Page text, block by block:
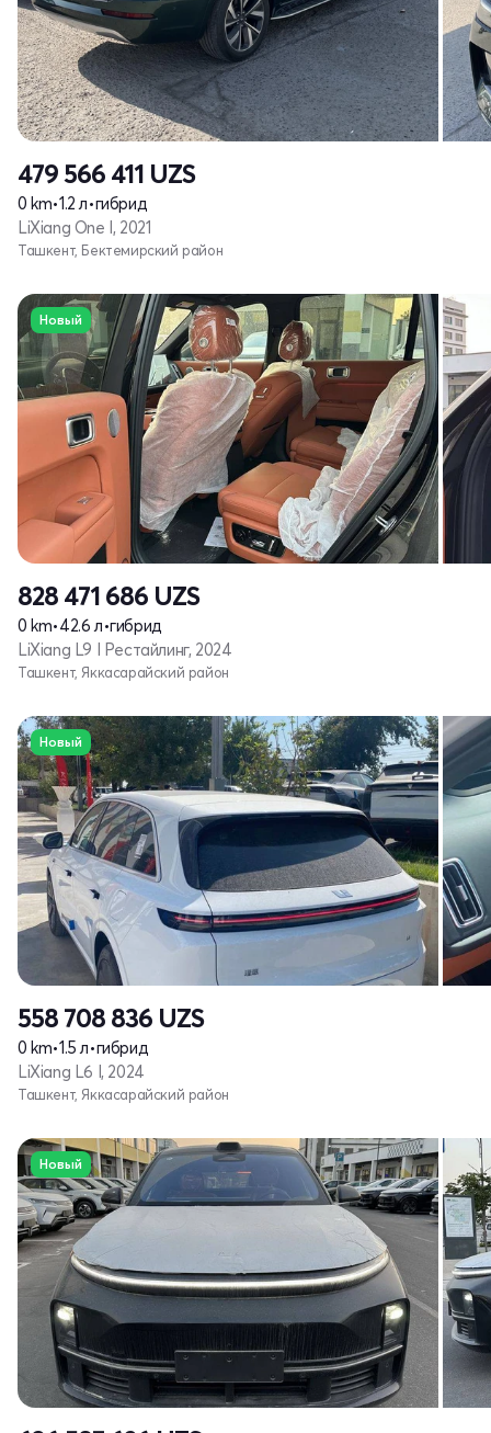
479 566 411 UZS
0 km•1.2 л•гибрид
LiXiang One I, 2021
Ташкент, Бектемирский район
Новый
828 471 686 UZS
0 km•42.6 л•гибрид
LiXiang L9 I Рестайлинг, 2024
Ташкент, Яккасарайский район
Новый
558 708 836 UZS
0 km•1.5 л•гибрид
LiXiang L6 I, 2024
Ташкент, Яккасарайский район
Новый